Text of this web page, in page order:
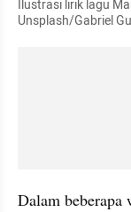
Ilustrasi lirik lagu
Unsplash/Gabriel
Dalam